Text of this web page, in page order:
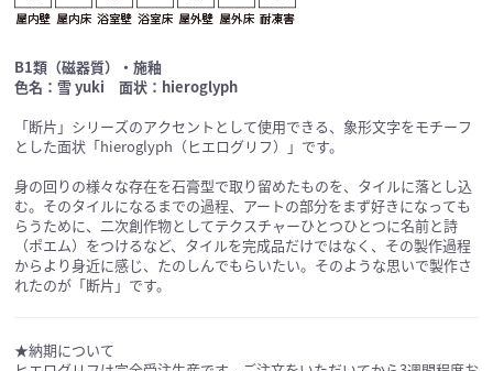
B1類（磁器質）・施釉
色名：雪 yuki 面状：hieroglyph
「断片」シリーズのアクセントとして使用できる、象形文字をモチーフ
とした面状「hieroglyph（ヒエログリフ）」です。
身の回りの様々な存在を石膏型で取り留めたものを、タイルに落とし込
む。そのタイルになるまでの過程、アートの部分をまず好きになっても
らうために、二次創作物としてテクスチャーひとつひとつに名前と詩
（ポエム）をつけるなど、タイルを完成品だけではなく、その製作過程
からより身近に感じ、たのしんでもらいたい。そのような思いで製作さ
れたのが「断片」です。
★納期について